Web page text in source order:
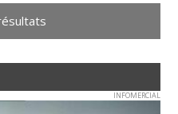
INFOMERCIAL